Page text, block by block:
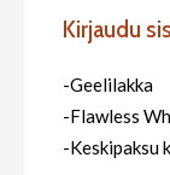
Kirjaudu
-Geelilakka
-Flawless
-Keskipaksu